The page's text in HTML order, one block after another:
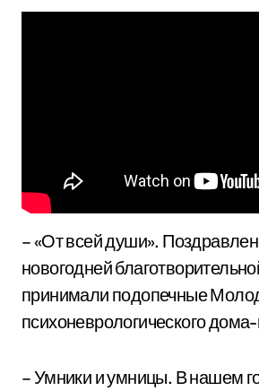
– «От всей души». Поздравления в рамках
новогодней
принимали подопечные
психоневрологического
– Умники и умницы. В нашем